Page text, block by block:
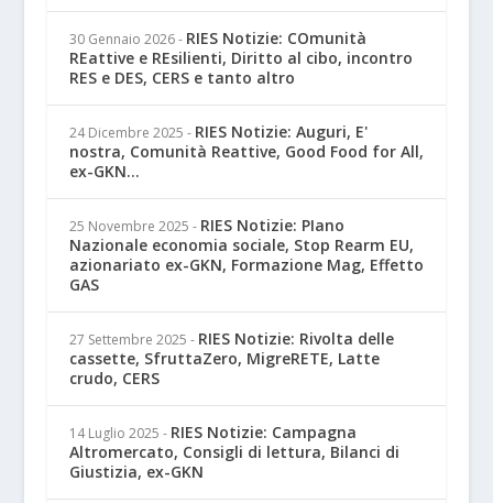
30 Gennaio 2026 - RIES Notizie: COmunità
REattive e REsilienti, Diritto al cibo, incontro
RES e DES, CERS e tanto altro
24 Dicembre 2025 - RIES Notizie: Auguri, E'
nostra, Comunità Reattive, Good Food for All,
ex-GKN...
25 Novembre 2025 - RIES Notizie: PIano
Nazionale economia sociale, Stop Rearm EU,
azionariato ex-GKN, Formazione Mag, Effetto
GAS
27 Settembre 2025 - RIES Notizie: Rivolta delle
cassette, SfruttaZero, MigreRETE, Latte
crudo, CERS
14 Luglio 2025 - RIES Notizie: Campagna
Altromercato, Consigli di lettura, Bilanci di
Giustizia, ex-GKN